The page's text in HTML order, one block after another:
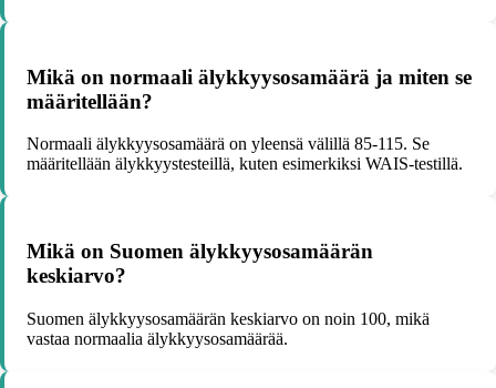
Mikä on normaali älykkyysosamäärä ja miten se
määritellään?
Normaali älykkyysosamäärä on yleensä välillä 85-115. Se
määritellään älykkyystesteillä, kuten esimerkiksi WAIS-testillä.
Mikä on Suomen älykkyysosamäärän
keskiarvo?
Suomen älykkyysosamäärän keskiarvo on noin 100, mikä
vastaa normaalia älykkyysosamäärää.